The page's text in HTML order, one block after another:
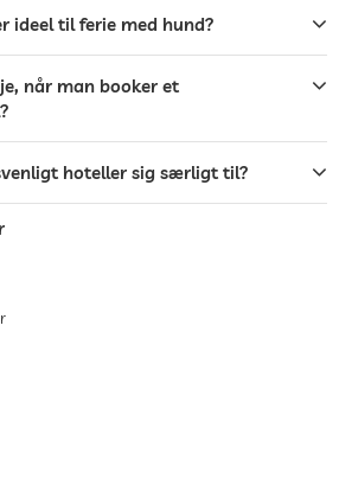
ideel til ferie med hund?
når man booker et
hoteller sig særligt til?